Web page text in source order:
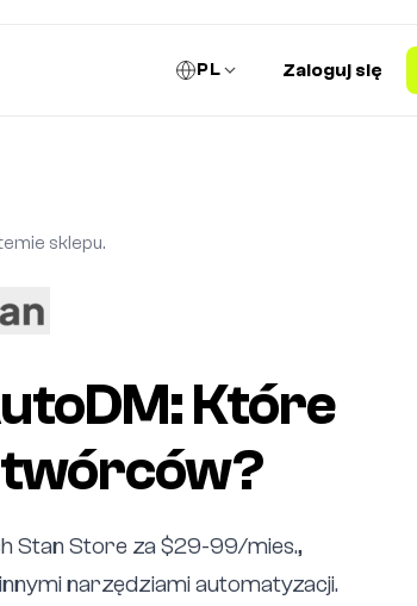
PL Zaloguj się
sklepu.
Które
twórców?
Stan Store za $29-99/mies.,
narzędziami automatyzacji.